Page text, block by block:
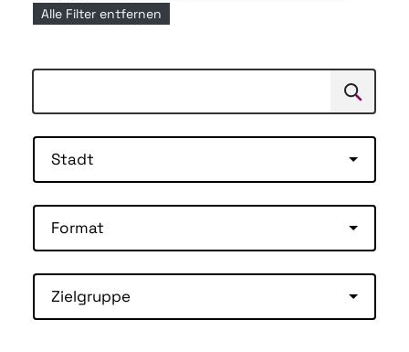
Alle Filter entfernen
Suchen
Stadt
Format
Zielgruppe